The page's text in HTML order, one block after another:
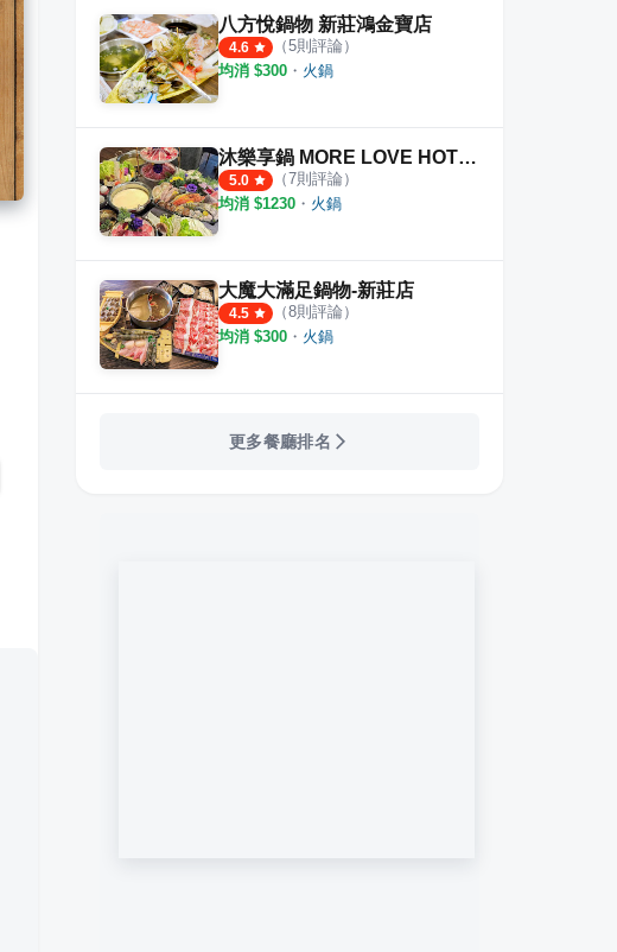
八方悅鍋物 新莊鴻金寶店
4.6 （5則評論）
均消 $300 ・ 火鍋
沐樂享鍋 MORE LOVE HOT POT 精緻火鍋涮涮鍋
5.0 （7則評論）
均消 $1230 ・ 火鍋
大魔大滿足鍋物-新莊店
4.5 （8則評論）
均消 $300 ・ 火鍋
更多餐廳排名